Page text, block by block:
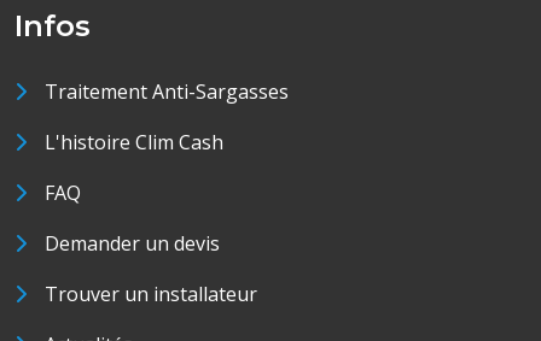
Infos
Traitement Anti-Sargasses
L'histoire Clim Cash
FAQ
Demander un devis
Trouver un installateur